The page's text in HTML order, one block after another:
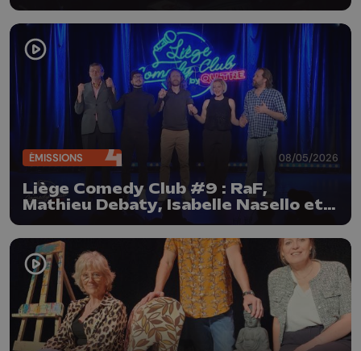
ÉMISSIONS 08/05/2026
Liège Comedy Club #9 : RaF,
Mathieu Debaty, Isabelle Nasello et
Dan Gagnon